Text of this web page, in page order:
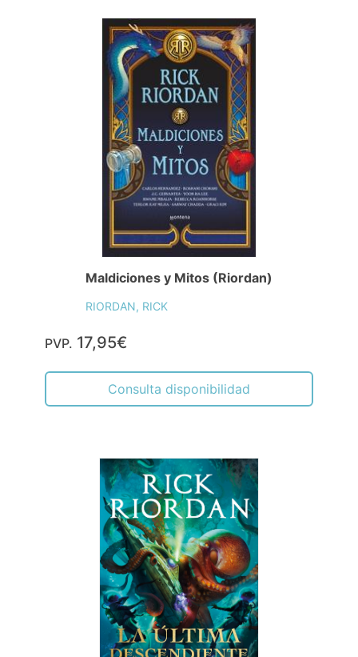
Maldiciones y Mitos (Riordan)
RIORDAN, RICK
PVP. 17,95€
Consulta disponibilidad